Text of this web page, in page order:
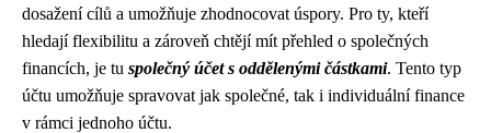
dosažení cílů a umožňuje zhodnocovat úspory. Pro ty, kteří
hledají flexibilitu a zároveň chtějí mít přehled o společných
financích, je tu společný účet s oddělenými částkami. Tento typ
účtu umožňuje spravovat jak společné, tak i individuální finance
v rámci jednoho účtu.